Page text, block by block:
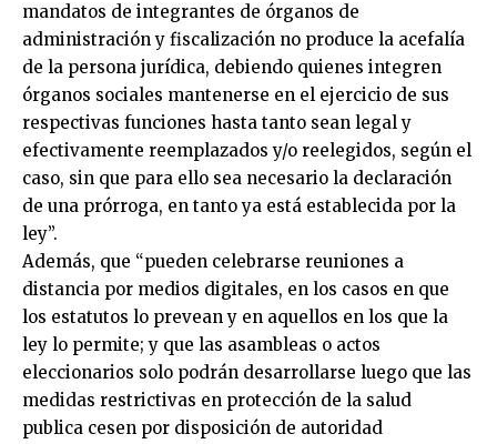
mandatos de integrantes de órganos de
administración y fiscalización no produce la acefalía
de la persona jurídica, debiendo quienes integren
órganos sociales mantenerse en el ejercicio de sus
respectivas funciones hasta tanto sean legal y
efectivamente reemplazados y/o reelegidos, según el
caso, sin que para ello sea necesario la declaración
de una prórroga, en tanto ya está establecida por la
ley”.
Además, que “pueden celebrarse reuniones a
distancia por medios digitales, en los casos en que
los estatutos lo prevean y en aquellos en los que la
ley lo permite; y que las asambleas o actos
eleccionarios solo podrán desarrollarse luego que las
medidas restrictivas en protección de la salud
publica cesen por disposición de autoridad